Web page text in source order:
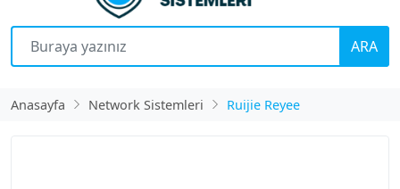
ARA
Anasayfa Network Sistemleri Ruijie Reyee